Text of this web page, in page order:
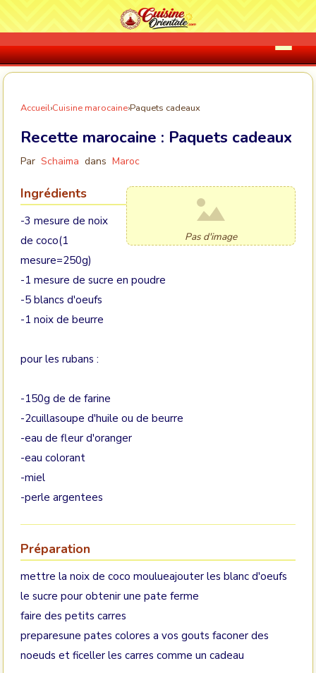
Accueil›Cuisine marocaine›Paquets cadeaux
Recette marocaine : Paquets cadeaux
Par Schaima dans Maroc
Pas d'image
Ingrédients
-3 mesure de noix
de coco(1
mesure=250g)
-1 mesure de sucre en poudre
-5 blancs d'oeufs
-1 noix de beurre
pour les rubans :
-150g de de farine
-2cuillasoupe d'huile ou de beurre
-eau de fleur d'oranger
-eau colorant
-miel
-perle argentees
Préparation
mettre la noix de coco moulueajouter les blanc d'oeufs
le sucre pour obtenir une pate ferme
faire des petits carres
preparesune pates colores a vos gouts faconer des
noeuds et ficeller les carres comme un cadeau